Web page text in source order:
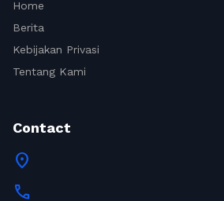
Home
Berita
Kebijakan Privasi
Tentang Kami
Contact
location_on
call